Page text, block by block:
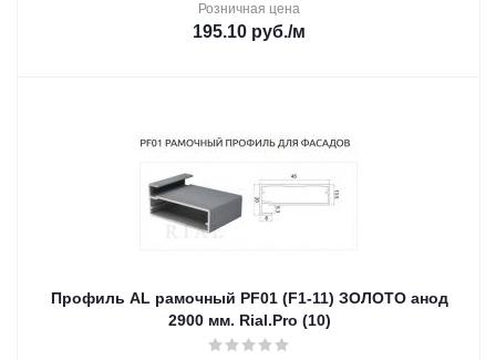
Розничная цена
195.10 руб./м
Профиль AL рамочный PF01 (F1-11) ЗОЛОТО анод
2900 мм. Rial.Pro (10)